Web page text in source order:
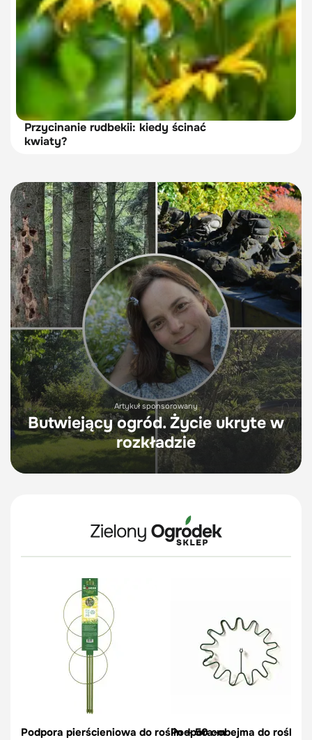
Przycinanie rudbekii: kiedy ścinać
kwiaty?
Artykuł sponsorowany
Butwiejący ogród. Życie ukryte w
rozkładzie
Podpora pierścieniowa do roślin – 50 cmPodpora-obejma do roślin,